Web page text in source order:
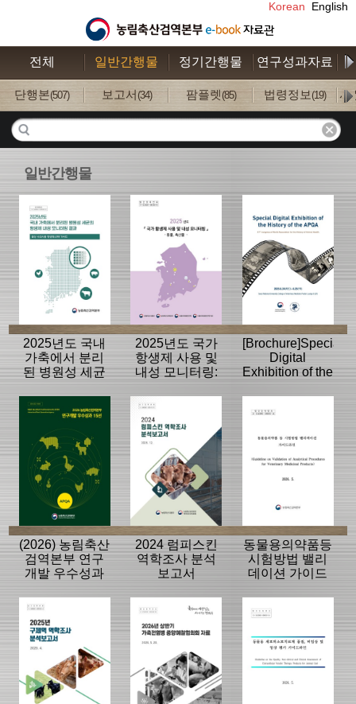
Korean English
전체 일반간행물 정기간행물 연구성과자료
단행본(507) 보고서 (34) 팜플렛 (85) 법령정보(19) 사
일반간행물
2025년도 국내
가축에서 분리
된 병원성 세균
모니터링 결과
2025년도 국가
항생제 사용 및
내성 모니터링:
[Brochure]Special
Digital
Exhibition of the
APQA
(2026) 농림축산
검역본부 연구
개발 우수성과
2024 럼피스킨
역학조사 분석
보고서
동물용의약품등
시험방법 밸리
데이션 가이드